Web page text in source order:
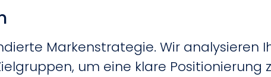
Markenstrategie. Wir analysieren
um eine klare Positionierung